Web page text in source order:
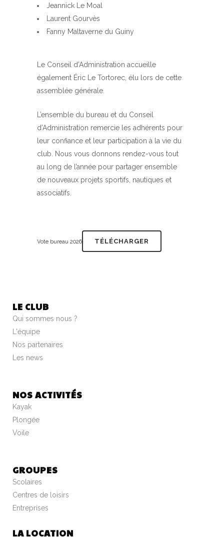
Jeannick Le Moal
Laurent Gourvès
Fanny Maltaverne du Guiny
Le Conseil d’Administration accueille
également Éric Le Tortorec, élu lors de cette
assemblée générale.
L’ensemble du bureau et du Conseil
d’Administration remercie les adhérents pour
leur confiance et leur participation à la vie du
club. Nous vous donnons rendez-vous tout
au long de l’année pour partager ensemble
de nouveaux projets sportifs, nautiques et
associatifs.
Vote bureau 2026 TÉLÉCHARGER
LE CLUB
Qui sommes nous ?
L'équipe
Nos partenaires
Les news
NOS ACTIVITÉS
Kayak
Plongée
Voile
GROUPES
Scolaires
Centres de loisirs
Entreprises
LA LOCATION